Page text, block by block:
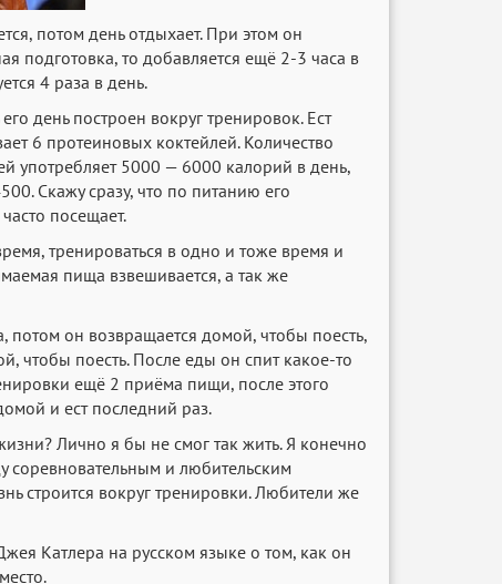
потом день отдыхает. При этом он
подготовка, то добавляется ещё 2-3 часа в
4 раза в день.
день построен вокруг тренировок. Ест
6 протеиновых коктейлей. Количество
употребляет 5000 — 6000 калорий в день,
Скажу сразу, что по питанию его
посещает.
тренироваться в одно и тоже время и
пища взвешивается, а так же
он возвращается домой, чтобы поесть,
чтобы поесть. После еды он спит какое-то
ещё 2 приёма пищи, после этого
и ест последний раз.
Лично я бы не смог так жить. Я конечно
и любительским
строится вокруг тренировки. Любители же
Катлера на русском языке о том, как он